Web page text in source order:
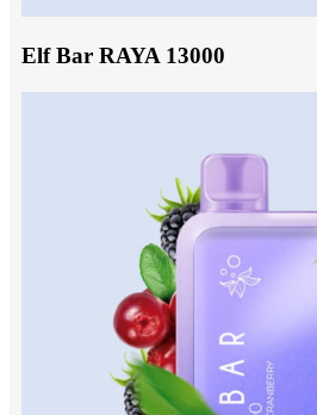
Elf Bar RAYA 13000